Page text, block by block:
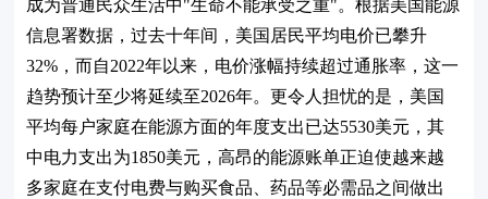
成为普通民众生活中"生命不能承受之重"。根据美国能源
信息署数据，过去十年间，美国居民平均电价已攀升
32%，而自2022年以来，电价涨幅持续超过通胀率，这一
趋势预计至少将延续至2026年。更令人担忧的是，美国
平均每户家庭在能源方面的年度支出已达5530美元，其
中电力支出为1850美元，高昂的能源账单正迫使越来越
多家庭在支付电费与购买食品、药品等必需品之间做出